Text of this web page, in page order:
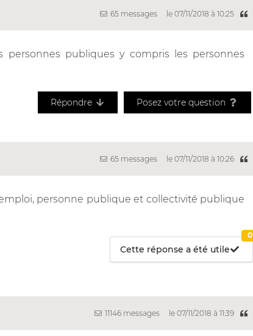
65 messages le 07/11/2018 à 10:25
publiques y compris les personnes
Répondre Posez votre question
65 messages le 07/11/2018 à 10:26
personne publique et collectivité publique
Cette réponse a été utile
0
11146 messages le 07/11/2018 à 11:39